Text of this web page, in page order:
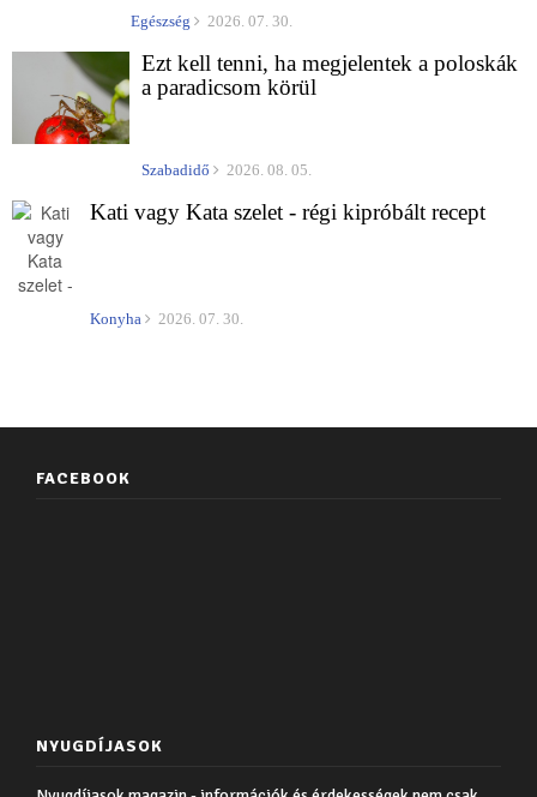
Egészség 2026. 07. 30.
Ezt kell tenni, ha megjelentek a poloskák
a paradicsom körül
Szabadidő 2026. 08. 05.
Kati vagy Kata szelet - régi kipróbált recept
Konyha 2026. 07. 30.
FACEBOOK
NYUGDÍJASOK